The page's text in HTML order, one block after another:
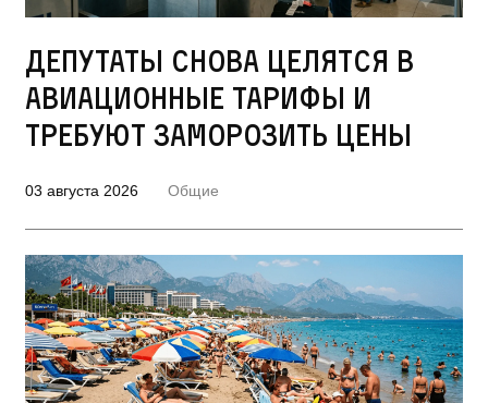
Депутаты снова целятся в
авиационные тарифы и
требуют заморозить цены
03 августа 2026 Общие